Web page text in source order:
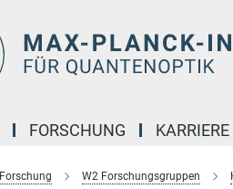
FORSCHUNG KARRIERE
Forschung W2 Forschungsgruppen